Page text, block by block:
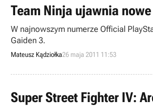
Team Ninja ujawnia
W najnowszym numerze Official
Gaiden 3.
Mateusz Kądziołka26 maja 2011 11:53
Super Street Fighter IV: